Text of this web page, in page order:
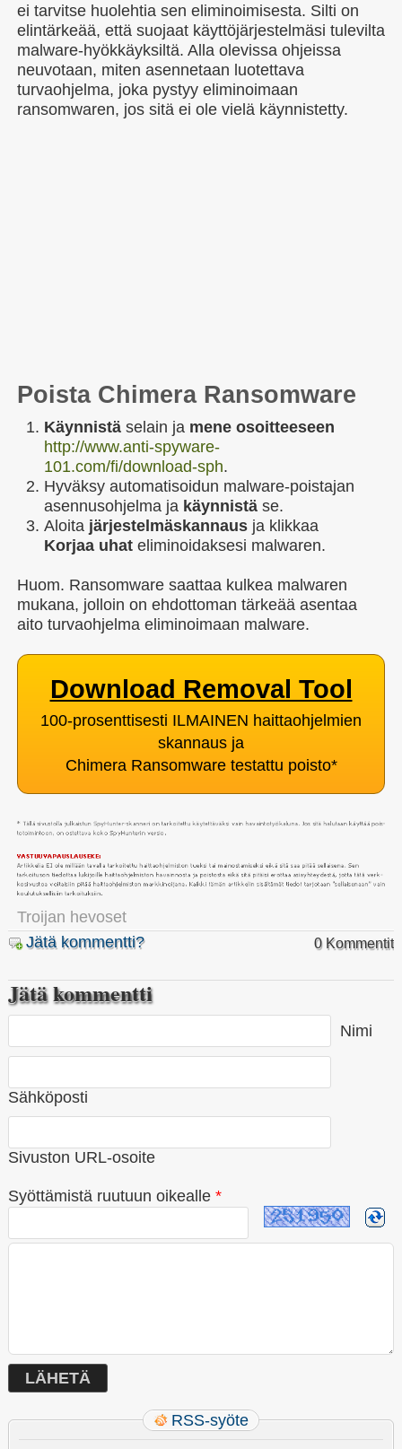
ei tarvitse huolehtia sen eliminoimisesta. Silti on
elintärkeää, että suojaat käyttöjärjestelmäsi tulevilta
malware-hyökkäyksiltä. Alla olevissa ohjeissa
neuvotaan, miten asennetaan luotettava
turvaohjelma, joka pystyy eliminoimaan
ransomwaren, jos sitä ei ole vielä käynnistetty.
Poista Chimera Ransomware
Käynnistä selain ja mene osoitteeseen
http://www.anti-spyware-
101.com/fi/download-sph.
Hyväksy automatisoidun malware-poistajan
asennusohjelma ja käynnistä se.
Aloita järjestelmäskannaus ja klikkaa
Korjaa uhat eliminoidaksesi malwaren.
Huom. Ransomware saattaa kulkea malwaren
mukana, jolloin on ehdottoman tärkeää asentaa
aito turvaohjelma eliminoimaan malware.
Download Removal Tool
100-prosenttisesti ILMAINEN haittaohjelmien
skannaus ja
Chimera Ransomware testattu poisto*
Troijan hevoset
Jätä kommentti?
0 Kommentit
Jätä kommentti
Nimi
Sähköposti
Sivuston URL-osoite
Syöttämistä ruutuun oikealle *
RSS-syöte